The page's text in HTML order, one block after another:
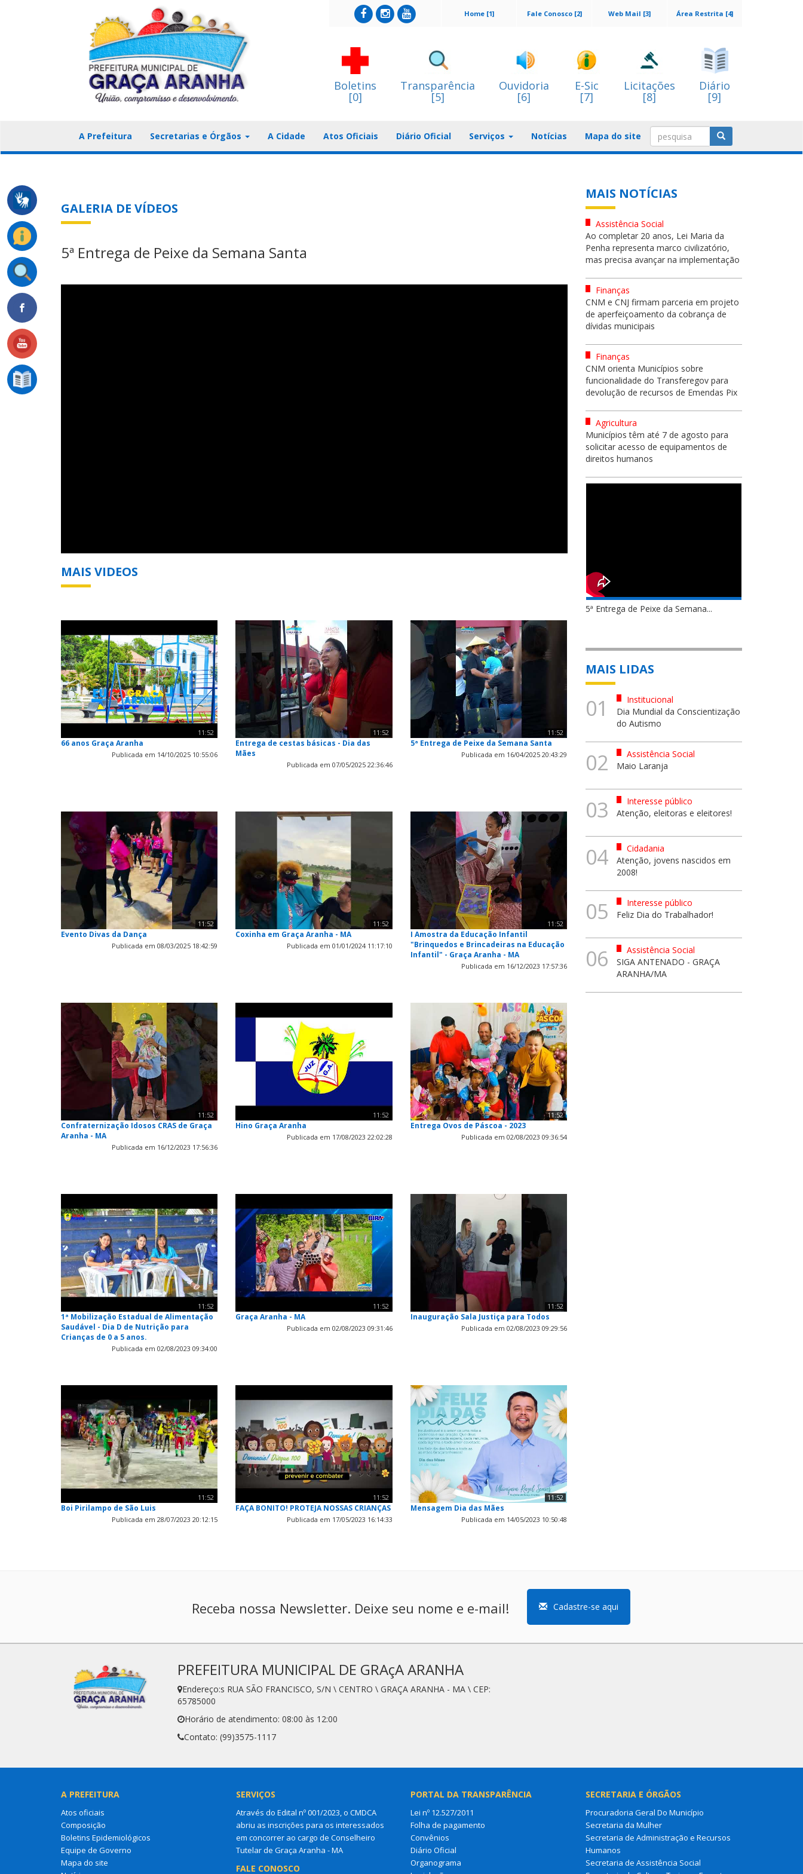
Área Restrita [4]
Web Mail [3]
Fale Conosco [2]
Home [1]
Boletins
[0]
Transparência
[5]
Ouvidoria
[6]
E-Sic
[7]
Licitações
[8]
Diário
[9]
A Prefeitura Secretarias e Órgãos A Cidade Atos Oficiais Diário Oficial Serviços Notícias Mapa do site
GALERIA DE VÍDEOS
5ª Entrega de Peixe da Semana Santa
MAIS VIDEOS
11:52
66 anos Graça Aranha
Publicada em 14/10/2025 10:55:06
11:52
Entrega de cestas básicas - Dia das
Mães
Publicada em 07/05/2025 22:36:46
11:52
5ª Entrega de Peixe da Semana Santa
Publicada em 16/04/2025 20:43:29
11:52
Evento Divas da Dança
Publicada em 08/03/2025 18:42:59
11:52
Coxinha em Graça Aranha - MA
Publicada em 01/01/2024 11:17:10
11:52
I Amostra da Educação Infantil
"Brinquedos e Brincadeiras na Educação
Infantil" - Graça Aranha - MA
Publicada em 16/12/2023 17:57:36
11:52
Confraternização Idosos CRAS de Graça
Aranha - MA
Publicada em 16/12/2023 17:56:36
11:52
Hino Graça Aranha
Publicada em 17/08/2023 22:02:28
11:52
Entrega Ovos de Páscoa - 2023
Publicada em 02/08/2023 09:36:54
11:52
1ª Mobilização Estadual de Alimentação
Saudável - Dia D de Nutrição para
Crianças de 0 a 5 anos.
Publicada em 02/08/2023 09:34:00
11:52
Graça Aranha - MA
Publicada em 02/08/2023 09:31:46
11:52
Inauguração Sala Justiça para Todos
Publicada em 02/08/2023 09:29:56
11:52
Boi Pirilampo de São Luis
Publicada em 28/07/2023 20:12:15
11:52
FAÇA BONITO! PROTEJA NOSSAS CRIANÇAS
Publicada em 17/05/2023 16:14:33
11:52
Mensagem Dia das Mães
Publicada em 14/05/2023 10:50:48
MAIS NOTÍCIAS
Assistência Social
Ao completar 20 anos, Lei Maria da
Penha representa marco civilizatório,
mas precisa avançar na implementação
Finanças
CNM e CNJ firmam parceria em projeto
de aperfeiçoamento da cobrança de
dívidas municipais
Finanças
CNM orienta Municípios sobre
funcionalidade do Transferegov para
devolução de recursos de Emendas Pix
Agricultura
Municípios têm até 7 de agosto para
solicitar acesso de equipamentos de
direitos humanos
5ª Entrega de Peixe da Semana...
MAIS LIDAS
01
Institucional
Dia Mundial da Conscientização
do Autismo
02
Assistência Social
Maio Laranja
03
Interesse público
Atenção, eleitoras e eleitores!
04
Cidadania
Atenção, jovens nascidos em
2008!
05
Interesse público
Feliz Dia do Trabalhador!
06
Assistência Social
SIGA ANTENADO - GRAÇA
ARANHA/MA
Receba nossa Newsletter. Deixe seu nome e e-mail! Cadastre-se aqui
PREFEITURA MUNICIPAL DE GRAçA ARANHA
Endereço:s RUA SÃO FRANCISCO, S/N \ CENTRO \ GRAÇA ARANHA - MA \ CEP:
65785000
Horário de atendimento: 08:00 às 12:00
Contato: (99)3575-1117
A PREFEITURA
Atos oficiais
Composição
Boletins Epidemiológicos
Equipe de Governo
Mapa do site
SERVIÇOS
Através do Edital nº 001/2023, o CMDCA
abriu as inscrições para os interessados
em concorrer ao cargo de Conselheiro
Tutelar de Graça Aranha - MA
FALE CONOSCO
PORTAL DA TRANSPARÊNCIA
Lei nº 12.527/2011
Folha de pagamento
Convênios
Diário Oficial
Organograma
SECRETARIA E ÓRGÃOS
Procuradoria Geral Do Município
Secretaria da Mulher
Secretaria de Administração e Recursos
Humanos
Secretaria de Assistência Social